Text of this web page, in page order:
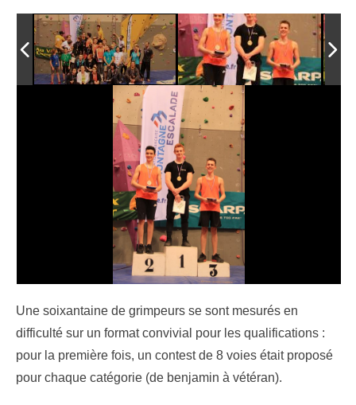
Une soixantaine de grimpeurs se sont mesurés en
difficulté sur un format convivial pour les qualifications :
pour la première fois, un contest de 8 voies était proposé
pour chaque catégorie (de benjamin à vétéran).